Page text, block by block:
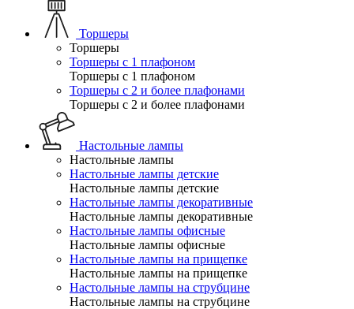
Торшеры
Торшеры
Торшеры с 1 плафоном
Торшеры с 1 плафоном
Торшеры с 2 и более плафонами
Торшеры с 2 и более плафонами
Настольные лампы
Настольные лампы
Настольные лампы детские
Настольные лампы детские
Настольные лампы декоративные
Настольные лампы декоративные
Настольные лампы офисные
Настольные лампы офисные
Настольные лампы на прищепке
Настольные лампы на прищепке
Настольные лампы на струбцине
Настольные лампы на струбцине